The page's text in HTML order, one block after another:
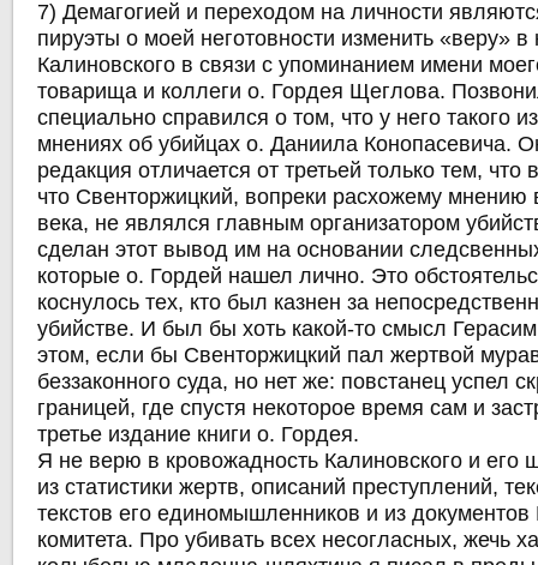
7) Демагогией и переходом на личности
пируэты о моей неготовности изменить «веру» в
Калиновского в связи с упоминанием имени
товарища и коллеги о. Гордея Щеглова.
специально справился о том, что у него такого
мнениях об убийцах о. Даниила Конопасевича.
редакция отличается от третьей только тем, что
что Свенторжицкий, вопреки расхожему мнению
века, не являлся главным организатором
сделан этот вывод им на основании
которые о. Гордей нашел лично. Это
коснулось тех, кто был казнен за
убийстве. И был бы хоть какой-то смысл
этом, если бы Свенторжицкий пал жертвой
беззаконного суда, но нет же: повстанец успел
границей, где спустя некоторое время сам и
третье издание книги о. Гордея.
Я не верю в кровожадность Калиновского и его
из статистики жертв, описаний преступлений,
текстов его единомышленников и из документов
комитета. Про убивать всех несогласных, жечь